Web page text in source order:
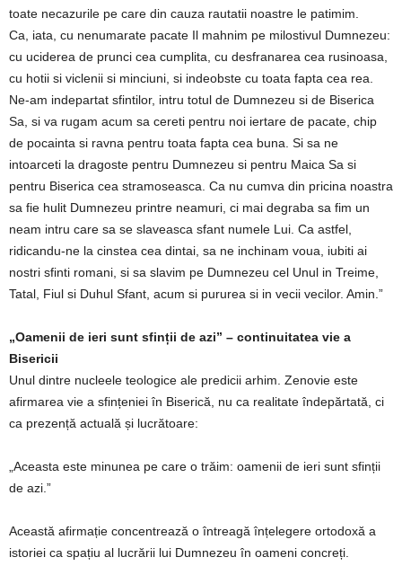
toate necazurile pe care din cauza rautatii noastre le patimim.
Ca, iata, cu nenumarate pacate Il mahnim pe milostivul Dumnezeu:
cu uciderea de prunci cea cumplita, cu desfranarea cea rusinoasa,
cu hotii si viclenii si minciuni, si indeobste cu toata fapta cea rea.
Ne-am indepartat sfintilor, intru totul de Dumnezeu si de Biserica
Sa, si va rugam acum sa cereti pentru noi iertare de pacate, chip
de pocainta si ravna pentru toata fapta cea buna. Si sa ne
intoarceti la dragoste pentru Dumnezeu si pentru Maica Sa si
pentru Biserica cea stramoseasca. Ca nu cumva din pricina noastra
sa fie hulit Dumnezeu printre neamuri, ci mai degraba sa fim un
neam intru care sa se slaveasca sfant numele Lui. Ca astfel,
ridicandu-ne la cinstea cea dintai, sa ne inchinam voua, iubiti ai
nostri sfinti romani, si sa slavim pe Dumnezeu cel Unul in Treime,
Tatal, Fiul si Duhul Sfant, acum si pururea si in vecii vecilor. Amin.”
„Oamenii de ieri sunt sfinții de azi” – continuitatea vie a
Bisericii
Unul dintre nucleele teologice ale predicii arhim. Zenovie este
afirmarea vie a sfințeniei în Biserică, nu ca realitate îndepărtată, ci
ca prezență actuală și lucrătoare:
„Aceasta este minunea pe care o trăim: oamenii de ieri sunt sfinții
de azi.”
Această afirmație concentrează o întreagă înțelegere ortodoxă a
istoriei ca spațiu al lucrării lui Dumnezeu în oameni concreți.